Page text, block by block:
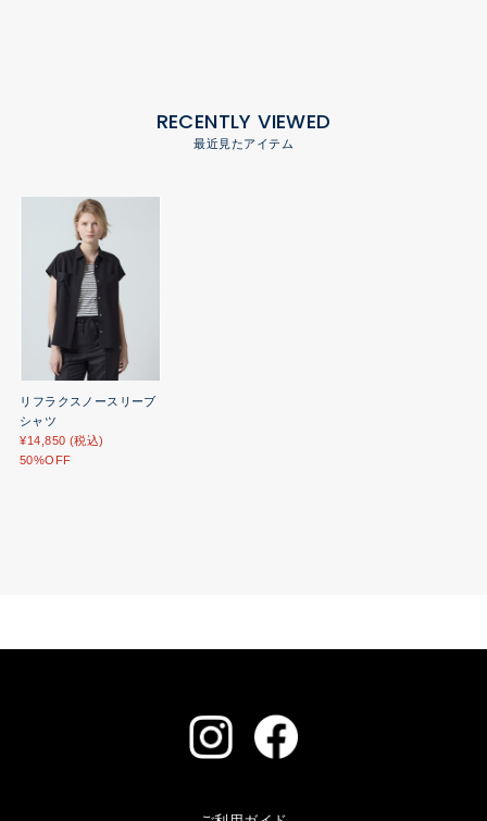
RECENTLY VIEWED
最近見たアイテム
リフラクスノースリーブ
シャツ
¥14,850 (税込)
50%OFF